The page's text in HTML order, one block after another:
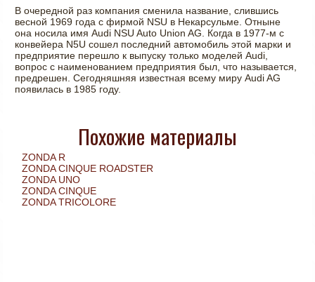
В очередной раз компания сменила название, слившись
весной 1969 года с фирмой NSU в Некарсульме. Отныне
она носила имя Audi NSU Auto Union AG. Когда в 1977-м с
конвейера N5U сошел последний автомобиль этой марки и
предприятие перешло к выпуску только моделей Audi,
вопрос с наименованием предприятия был, что называется,
предрешен. Сегодняшняя известная всему миру Audi AG
появилась в 1985 году.
Похожие материалы
ZONDA R
ZONDA CINQUE ROADSTER
ZONDA UNO
ZONDA CINQUE
ZONDA TRICOLORE